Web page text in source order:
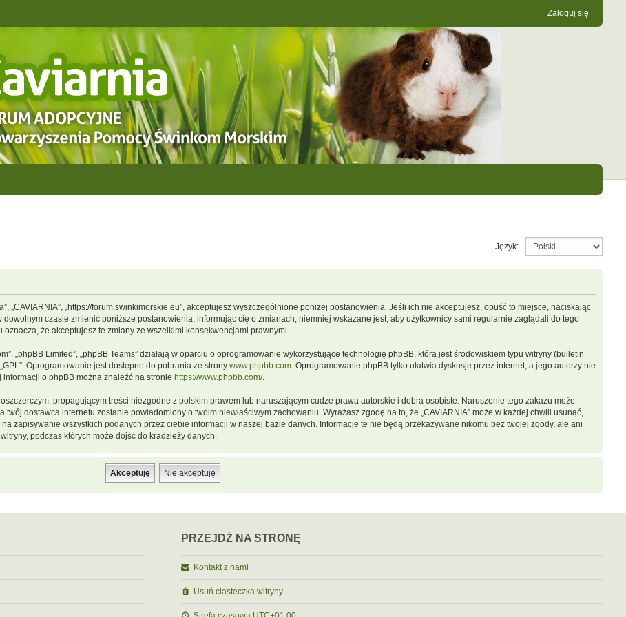
Zaloguj się
Język:
„CAVIARNIA”, „https://forum.swinkimorskie.eu”, akceptujesz wyszczególnione poniżej postanowienia. Jeśli ich nie akceptujesz, opuść to miejsce, naciskając
dowolnym czasie zmienić poniższe postanowienia, informując cię o zmianach, niemniej wskazane jest, aby użytkownicy sami regularnie zaglądali do tego
że akceptujesz te zmiany ze wszelkimi konsekwencjami prawnymi.
„phpBB Limited”, „phpBB Teams” działają w oparciu o oprogramowanie wykorzystujące technologię phpBB, która jest środowiskiem typu witryny (bulletin
Oprogramowanie jest dostępne do pobrania ze strony www.phpbb.com. Oprogramowanie phpBB tylko ułatwia dyskusje przez internet, a jego autorzy nie
o phpBB można znaleźć na stronie https://www.phpbb.com/.
propagującym treści niezgodne z polskim prawem lub naruszającym cudze prawa autorskie i dobra osobiste. Naruszenie tego zakazu może
dostawca internetu zostanie powiadomiony o twoim niewłaściwym zachowaniu. Wyrażasz zgodę na to, że „CAVIARNIA” może w każdej chwili usunąć,
zapisywanie wszystkich podanych przez ciebie informacji w naszej bazie danych. Informacje te nie będą przekazywane nikomu bez twojej zgody, ale ani
podczas których może dojść do kradzieży danych.
PRZEJDŹ NA STRONĘ
Kontakt z nami
Usuń ciasteczka witryny